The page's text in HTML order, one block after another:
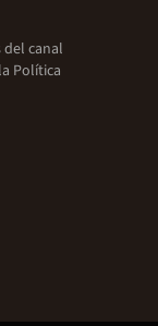
del canal
Política